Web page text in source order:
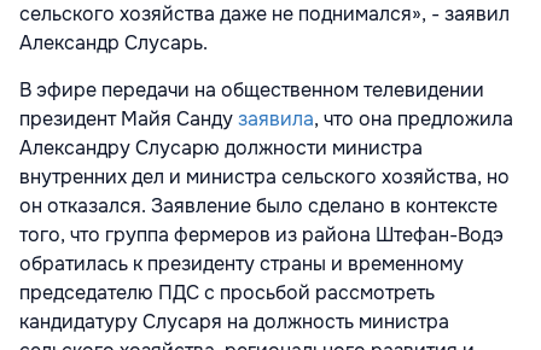
сельского хозяйства даже не поднимался», - заявил
Александр Слусарь.
В эфире передачи на общественном телевидении
президент Майя Сандузаявила, что она предложила
Александру Слусарю должности министра
внутренних дел и министра сельского хозяйства, но
он отказался. Заявление было сделано в контексте
того, что группа фермеров из района Штефан-Водэ
обратилась к президенту страны и временному
председателю ПДС с просьбой рассмотреть
кандидатуру Слусаря на должность министра